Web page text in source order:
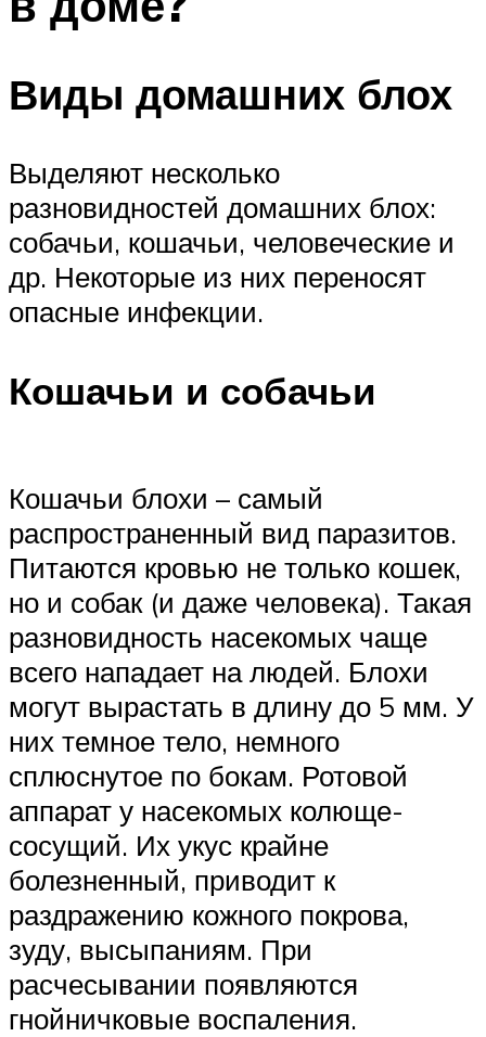
Виды домашних блох
Выделяют несколько
разновидностей домашних блох:
собачьи, кошачьи, человеческие и
др. Некоторые из них переносят
опасные инфекции.
Кошачьи и собачьи
Кошачьи блохи – самый
распространенный вид паразитов.
Питаются кровью не только кошек,
но и собак (и даже человека). Такая
разновидность насекомых чаще
всего нападает на людей. Блохи
могут вырастать в длину до 5 мм. У
них темное тело, немного
сплюснутое по бокам. Ротовой
аппарат у насекомых колюще-
сосущий. Их укус крайне
болезненный, приводит к
раздражению кожного покрова,
зуду, высыпаниям. При
расчесывании появляются
гнойничковые воспаления.